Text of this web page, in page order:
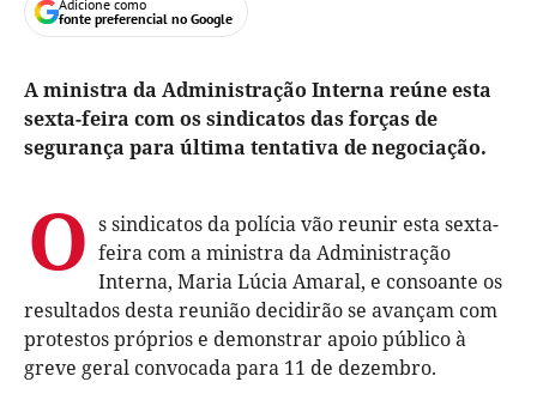
Adicione como
fonte preferencial no Google
A ministra da Administração Interna reúne esta
sexta-feira com os sindicatos das forças de
segurança para última tentativa de negociação.
O s sindicatos da polícia vão reunir esta sexta-
feira com a ministra da Administração
Interna, Maria Lúcia Amaral, e consoante os
resultados desta reunião decidirão se avançam com
protestos próprios e demonstrar apoio público à
greve geral convocada para 11 de dezembro.